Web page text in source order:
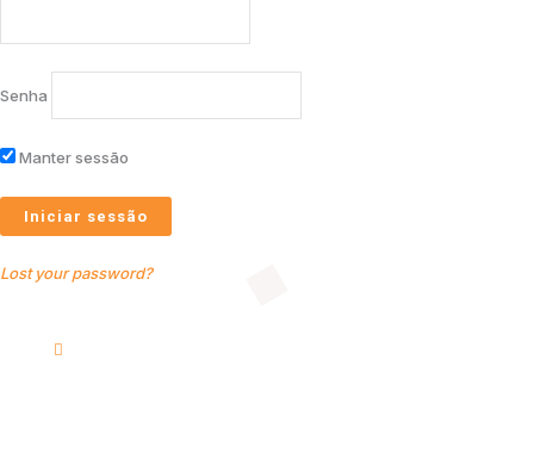
Senha
Manter sessão
Lost your password?